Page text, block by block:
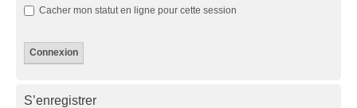
Cacher mon statut en ligne pour cette session
S’enregistrer